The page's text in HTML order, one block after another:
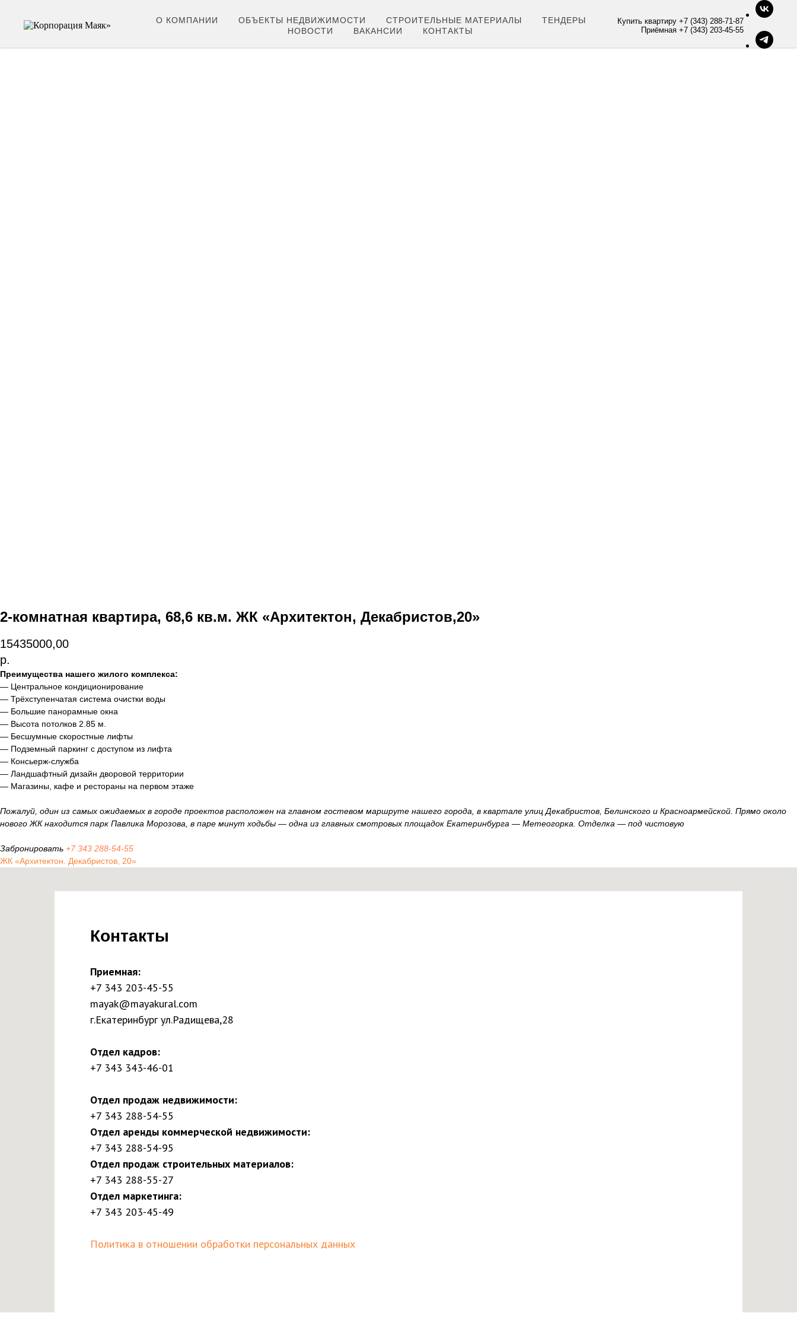
О КОМПАНИИ ОБЪЕКТЫ НЕДВИЖИМОСТИ СТРОИТЕЛЬНЫЕ МАТЕРИАЛЫ
ТЕНДЕРЫ
НОВОСТИ
ВАКАНСИИ КОНТАКТЫ
Купить квартиру +7 (343) 288-71-87
Приёмная +7 (343) 203-45-55
2-комнатная квартира, 68,6 кв.м. ЖК «Архитектон, Декабристов,20»
15435000,00
р.
Преимущества нашего жилого комплекса:
— Центральное кондиционирование
— Трёхступенчатая система очистки воды
— Большие панорамные окна
— Высота потолков 2.85 м.
— Бесшумные скоростные лифты
— Подземный паркинг с доступом из лифта
— Консьерж-служба
— Ландшафтный дизайн дворовой территории
— Магазины, кафе и рестораны на первом этаже
Пожалуй, один из самых ожидаемых в городе проектов расположен на главном гостевом маршруте нашего города, в квартале улиц Декабристов, Белинского и Красноармейской. Прямо около
нового ЖК находится парк Павлика Морозова, в паре минут ходьбы — одна из главных смотровых площадок Екатеринбурга — Метеогорка. Отделка — под чистовую
Забронировать +7 343 288-54-55
ЖК «Архитектон. Декабристов, 20»
Контакты
Приемная:
+7 343 203-45-55
mayak@mayakural.com
г.Екатеринбург ул.Радищева,28
Отдел кадров:
+7 343 343-46-01
Отдел продаж недвижимости:
+7 343 288-54-55
Отдел аренды коммерческой недвижимости:
+7 343 288-54-95
Отдел продаж строительных материалов:
+7 343 288-55-27
Отдел маркетинга:
+7 343 203-45-49
Политика в отношении обработки персональных данных